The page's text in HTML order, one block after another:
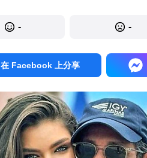
- -
在 Facebook 上分享